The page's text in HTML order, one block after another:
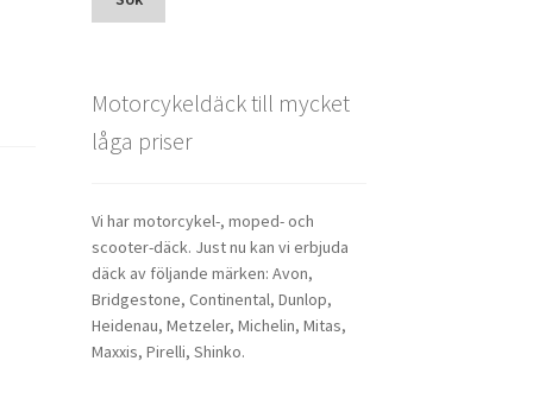
Motorcykeldäck till mycket
låga priser
Vi har motorcykel-, moped- och
scooter-däck. Just nu kan vi erbjuda
däck av följande märken: Avon,
Bridgestone, Continental, Dunlop,
Heidenau, Metzeler, Michelin, Mitas,
Maxxis, Pirelli, Shinko.